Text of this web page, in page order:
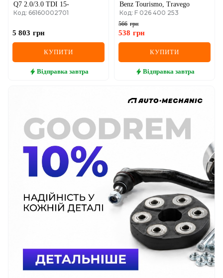
Q7 2.0/3.0 TDI 15-
Код: 66160002701
5 803 грн
КУПИТИ
Відправка завтра
Benz Tourismo, Travego
Код: F 026 400 253
566 грн
538 грн
КУПИТИ
Відправка завтра